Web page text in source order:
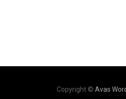
Copyright © Avas